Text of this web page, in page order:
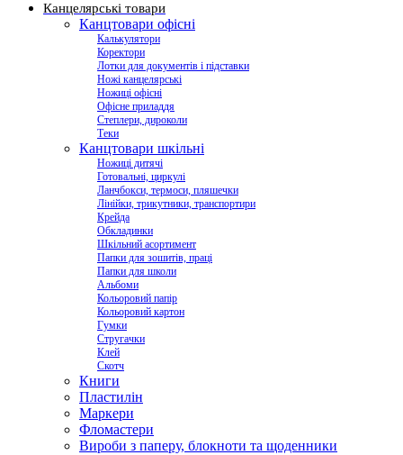
Канцелярські товари
Канцтовари офісні
Калькулятори
Коректори
Лотки для документів і підставки
Ножі канцелярські
Ножиці офісні
Офісне приладдя
Степлери, дироколи
Теки
Канцтовари шкільні
Ножиці дитячі
Готовальні, циркулі
Ланчбокси, термоси, пляшечки
Лінійки, трикутники, транспортири
Крейда
Обкладинки
Шкільний асортимент
Папки для зошитів, праці
Папки для школи
Альбоми
Кольоровий папір
Кольоровий картон
Гумки
Стругачки
Клей
Скотч
Книги
Пластилін
Маркери
Фломастери
Вироби з паперу, блокноти та щоденники